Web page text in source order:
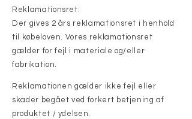
Reklamationsret:
Der gives 2 års reklamationsret i henhold
til købeloven. Vores reklamationsret
gælder for fejl i materiale og/eller
fabrikation.
Reklamationen gælder ikke fejl eller
skader begået ved forkert betjening af
produktet / ydelsen.